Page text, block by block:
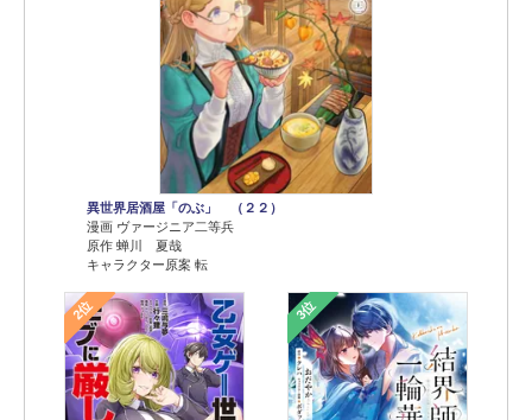
異世界居酒屋「のぶ」 （２２）
漫画 ヴァージニア二等兵
原作 蝉川 夏哉
キャラクター原案 転
2位 3位